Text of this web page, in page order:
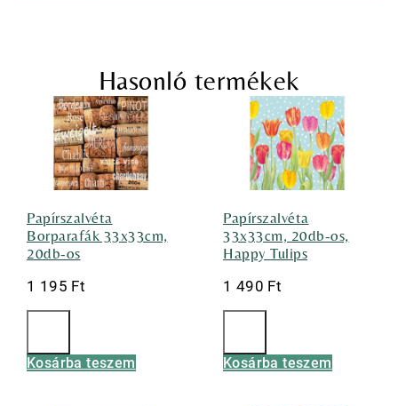
Hasonló termékek
Papírszalvéta
Borparafák 33x33cm,
20db-os
1 195 Ft
Kosárba teszem
Papírszalvéta
33x33cm, 20db-os,
Happy Tulips
1 490 Ft
Kosárba teszem